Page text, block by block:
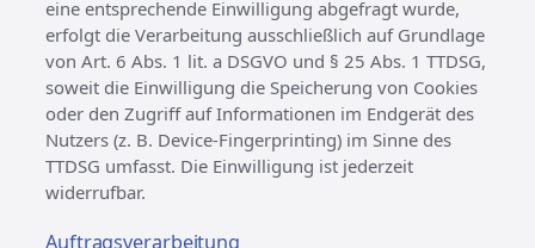
eine entsprechende Einwilligung abgefragt wurde,
erfolgt die Verarbeitung ausschließlich auf Grundlage
von Art. 6 Abs. 1 lit. a DSGVO und § 25 Abs. 1 TTDSG,
soweit die Einwilligung die Speicherung von Cookies
oder den Zugriff auf Informationen im Endgerät des
Nutzers (z. B. Device-Fingerprinting) im Sinne des
TTDSG umfasst. Die Einwilligung ist jederzeit
widerrufbar.
Auftragsverarbeitung